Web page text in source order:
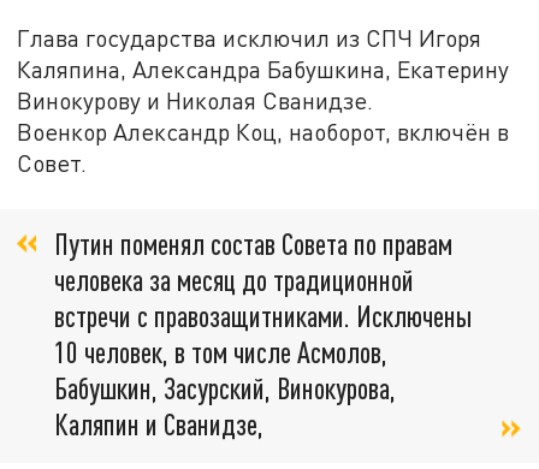
Глава государства исключил из СПЧ Игоря
Каляпина, Александра Бабушкина, Екатерину
Винокурову и Николая Сванидзе.
Военкор Александр Коц, наоборот, включён в
Совет.
Путин поменял состав Совета по правам
человека за месяц до традиционной
встречи с правозащитниками. Исключены
10 человек, в том числе Асмолов,
Бабушкин, Засурский, Винокурова,
Каляпин и Сванидзе,